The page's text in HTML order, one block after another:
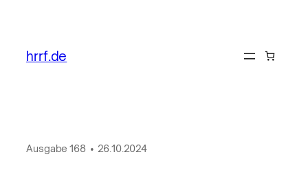
hrrf.de
Ausgabe168 • 26.10.2024